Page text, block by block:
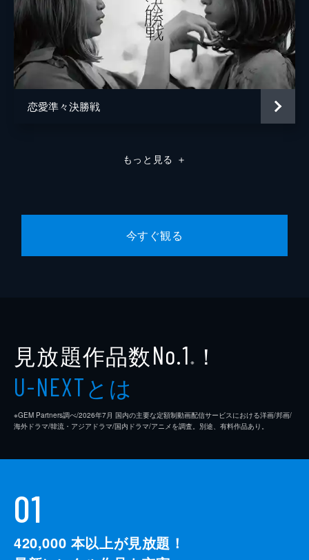
恋愛準々決勝戦
もっと見る ＋
今すぐ観る
見放題作品数No.1 ※ ！
U-NEXTとは
※GEM Partners調べ/2026年7⽉ 国内の主要な定額制動画配信サービスにおける洋画/邦画/
海外ドラマ/韓流・アジアドラマ/国内ドラマ/アニメを調査。別途、有料作品あり。
01
420,000 本以上が見放題！